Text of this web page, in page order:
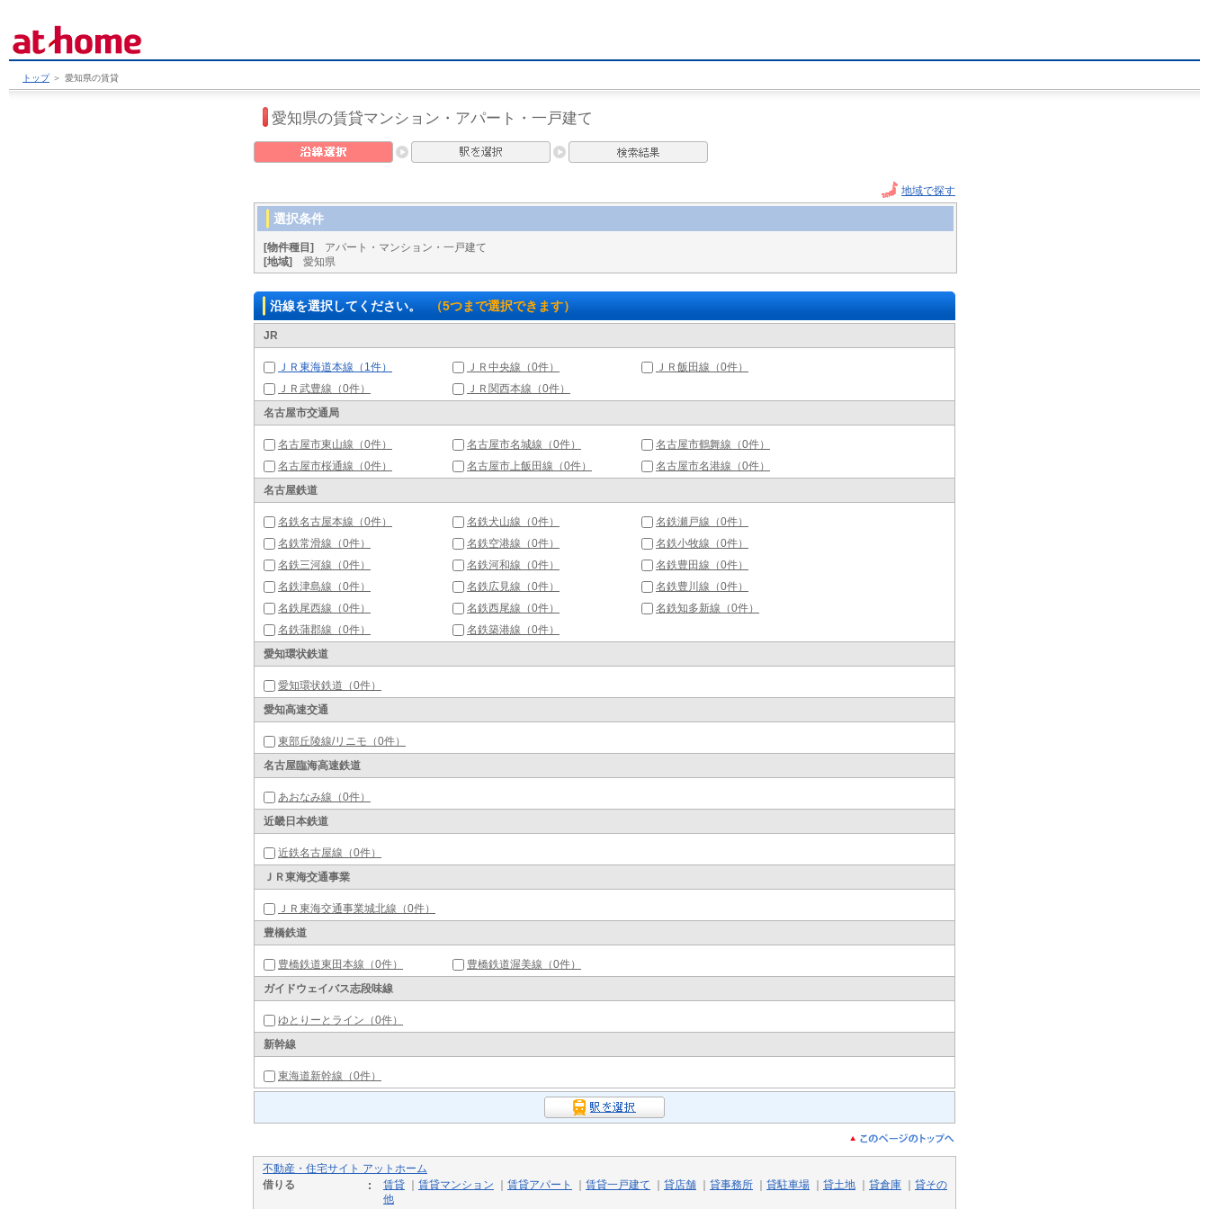
トップ ＞ 愛知県の賃貸
愛知県の賃貸マンション・アパート・一戸建て
地域で探す
選択条件
[物件種目]
アパート・マンション・一戸建て
[地域]
愛知県
沿線を選択してください。 （5つまで選択できます）
JR
ＪＲ東海道本線（1件） ＪＲ中央線（0件）
ＪＲ飯田線（0件）
ＪＲ武豊線（0件）
ＪＲ関西本線（0件）
名古屋市交通局
名古屋市東山線（0件） 名古屋市名城線（0件）
名古屋市鶴舞線（0件）
名古屋市桜通線（0件）
名古屋市上飯田線（0件）
名古屋市名港線（0件）
名古屋鉄道
名鉄名古屋本線（0件） 名鉄犬山線（0件）
名鉄瀬戸線（0件）
名鉄常滑線（0件）
名鉄空港線（0件）
名鉄小牧線（0件）
名鉄三河線（0件）
名鉄河和線（0件）
名鉄豊田線（0件）
名鉄津島線（0件）
名鉄広見線（0件）
名鉄豊川線（0件）
名鉄尾西線（0件）
名鉄西尾線（0件）
名鉄知多新線（0件）
名鉄蒲郡線（0件）
名鉄築港線（0件）
愛知環状鉄道
愛知環状鉄道（0件）
愛知高速交通
東部丘陵線/リニモ（0件）
名古屋臨海高速鉄道
あおなみ線（0件）
近畿日本鉄道
近鉄名古屋線（0件）
ＪＲ東海交通事業
ＪＲ東海交通事業城北線（0件）
豊橋鉄道
豊橋鉄道東田本線（0件）
豊橋鉄道渥美線（0件）
ガイドウェイバス志段味線
ゆとりーとライン（0件）
新幹線
東海道新幹線（0件）
不動産・住宅サイト アットホーム
借りる
賃貸 賃貸マンション 賃貸アパート 賃貸一戸建て 貸店舗 貸事務所 貸駐車場 貸土地 貸倉庫
貸その
他